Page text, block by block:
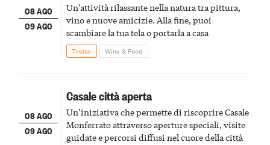
08 AGO
09 AGO
Un'attività rilassante nella natura tra pittura,
vino e nuove amicizie. Alla fine, puoi
scambiare la tua tela o portarla a casa
Treiso Wine & Food
08 AGO
09 AGO
Casale città aperta
Un’iniziativa che permette di riscoprire Casale
Monferrato attraverso aperture speciali, visite
guidate e percorsi diffusi nel cuore della città